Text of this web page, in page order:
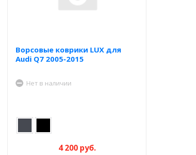
Ворсовые коврики LUX для
Audi Q7 2005-2015
Нет в наличии
4 200 руб.